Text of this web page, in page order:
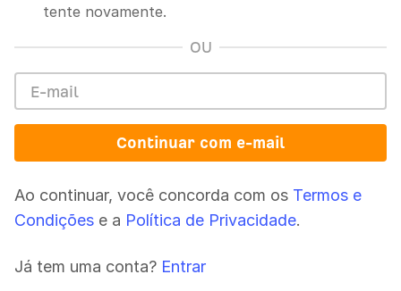
tente novamente.
OU
Continuar com e-mail
Ao continuar, você concorda com os Termos e
Condições e a Política de Privacidade.
Já tem uma conta? Entrar